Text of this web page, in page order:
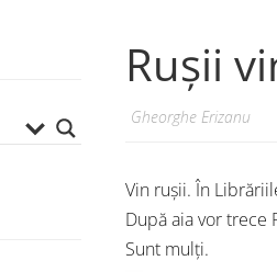
Rușii
Gheorghe Erizanu
Vin rușii. În
După aia vor trece
Sunt mulți.